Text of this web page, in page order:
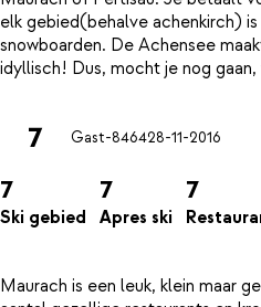
elk gebied(behalve achenkirch)
snowboarden. De Achensee
7 Gast-846428-11-2016
7
Ski gebied
7
Apres ski
7
Maurach is een leuk, klein maar